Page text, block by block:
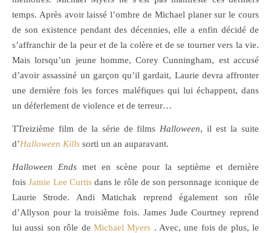
temps. Après avoir laissé l’ombre de Michael planer sur le cours
de son existence pendant des décennies, elle a enfin décidé de
s’affranchir de la peur et de la colère et de se tourner vers la vie.
Mais lorsqu’un jeune homme, Corey Cunningham, est accusé
d’avoir assassiné un garçon qu’il gardait, Laurie devra affronter
une dernière fois les forces maléfiques qui lui échappent, dans
un déferlement de violence et de terreur…
TTreizième film de la série de films Halloween, il est la suite
d’Halloween Kills sorti un an auparavant.
Halloween Endsmet en scène pour la septième et dernière
foisJamie Lee Curtisdans le rôle de son personnage iconique de
Laurie Strode. Andi Matichak reprend également son rôle
d’Allyson pour la troisième fois. James Jude Courtney reprend
lui aussi son rôle de Michael Myers . Avec, une fois de plus, le